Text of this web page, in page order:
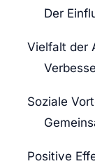
Der
Vielfalt der
Soziale
Positive